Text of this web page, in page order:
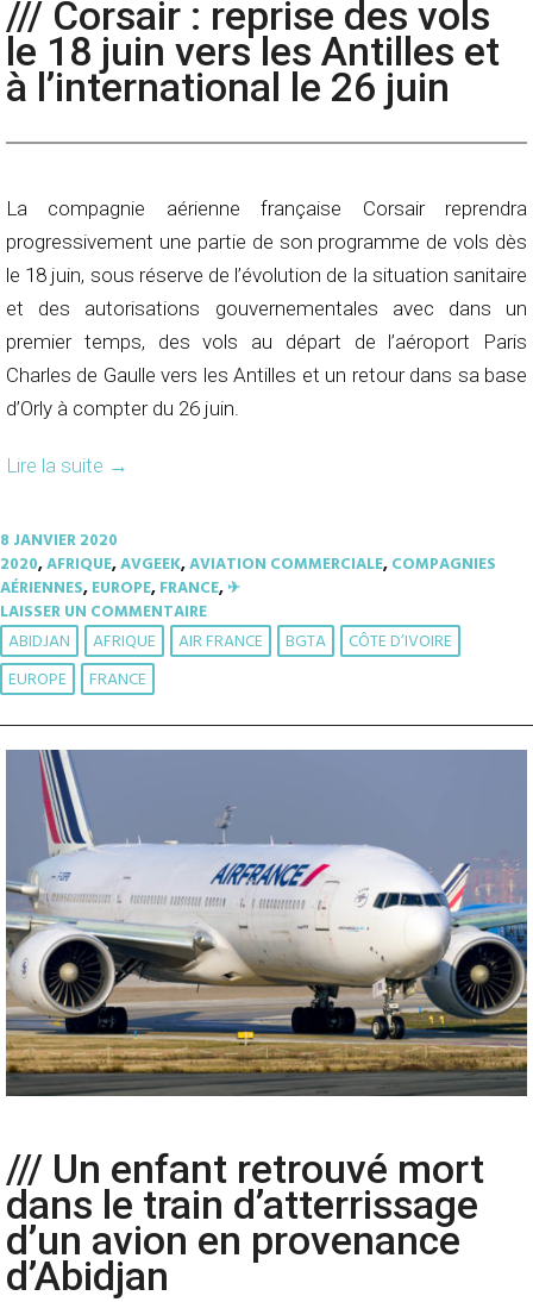
/// Corsair : reprise des vols
le 18 juin vers les Antilles et
à l’international le 26 juin
La compagnie aérienne française Corsair reprendra
progressivement une partie de son programme de vols dès
le 18 juin, sous réserve de l’évolution de la situation sanitaire
et des autorisations gouvernementales avec dans un
premier temps, des vols au départ de l’aéroport Paris
Charles de Gaulle vers les Antilles et un retour dans sa base
d’Orly à compter du 26 juin.
Lire la suite →
8 JANVIER 2020
2020,AFRIQUE,AVGEEK,AVIATION COMMERCIALE,COMPAGNIES
AÉRIENNES,EUROPE,FRANCE,✈︎
LAISSER UN COMMENTAIRE
ABIDJAN AFRIQUE AIR FRANCE BGTA
CÔTE D’IVOIRE
EUROPE
FRANCE
/// Un enfant retrouvé mort
dans le train d’atterrissage
d’un avion en provenance
d’Abidjan